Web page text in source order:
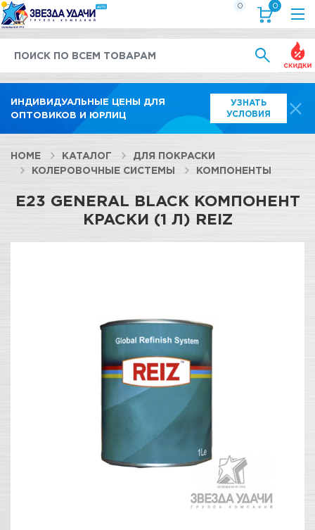
ИНДИВИДУАЛЬНЫЕ ЦЕНЫ ДЛЯ
ОПТОВИКОВ И ЮРЛИЦ
УЗНАТЬ
УСЛОВИЯ
0 0
HOME КАТАЛОГ
ДЛЯ ПОКРАСКИ
КОЛЕРОВОЧНЫЕ СИСТЕМЫ
КОМПОНЕНТЫ
E23 GENERAL BLACK КОМПОНЕНТ
КРАСКИ (1 Л) REIZ